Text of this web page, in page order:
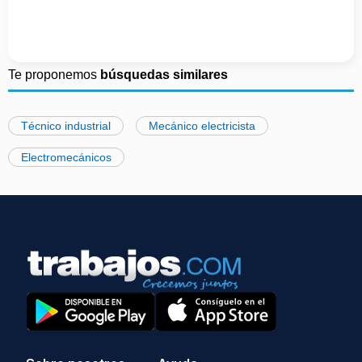
Te proponemos búsquedas similares
Técnico industrial Mecánico electricista
Electromecánicos